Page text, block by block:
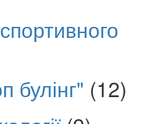
булінг" (12)